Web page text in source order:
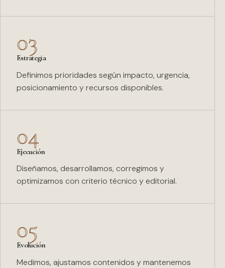
03
Estrategia
Definimos prioridades según impacto, urgencia,
posicionamiento y recursos disponibles.
04
Ejecución
Diseñamos, desarrollamos, corregimos y
optimizamos con criterio técnico y editorial.
05
Evolución
Medimos, ajustamos contenidos y mantenemos